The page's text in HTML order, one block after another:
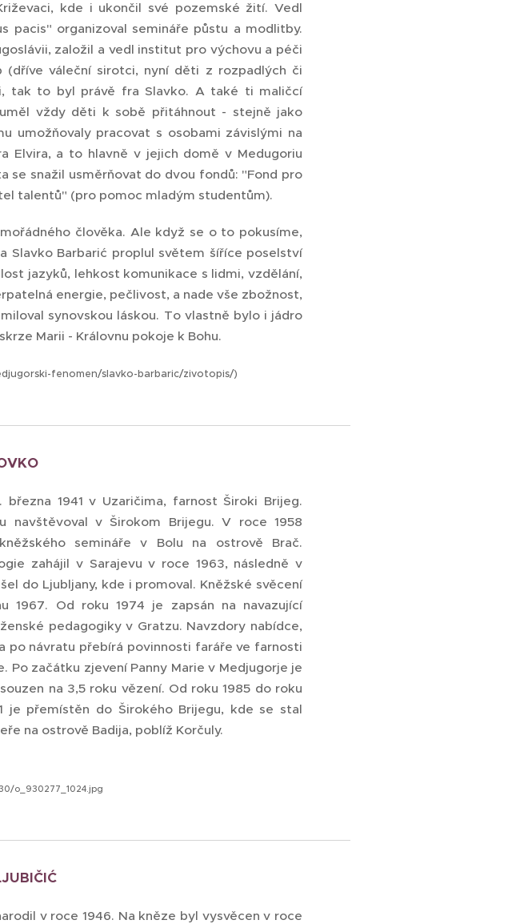
kde i ukončil své pozemské žití. Vedl
pacis" organizoval semináře půstu a modlitby.
založil a vedl institut pro výchovu a péči
váleční sirotci, nyní děti z rozpadlých či
tak to byl právě fra Slavko. A také ti maličcí
vždy děti k sobě přitáhnout - stejně jako
umožňovaly pracovat s osobami závislými na
Elvira, a to hlavně v jejich domě v Medugoriu
se snažil usměrňovat do dvou fondů: "Fond pro
talentů" (pro pomoc mladým studentům).
člověka. Ale když se o to pokusíme,
Barbarić proplul světem šíříce poselství
jazyků, lehkost komunikace s lidmi, vzdělání,
energie, pečlivost, a nade vše zbožnost,
synovskou láskou. To vlastně bylo i jádro
Marii - Královnu pokoje k Bohu.
fenomen/slavko-barbaric/zivotopis/)
března 1941 v Uzaričima, farnost Široki Brijeg.
navštěvoval v Širokom Brijegu. V roce 1958
semináře v Bolu na ostrově Brač.
zahájil v Sarajevu v roce 1963, následně v
do Ljubljany, kde i promoval. Kněžské svěcení
1967. Od roku 1974 je zapsán na navazující
pedagogiky v Gratzu. Navzdory nabídce,
po návratu přebírá povinnosti faráře ve farnosti
Po začátku zjevení Panny Marie v Medjugorje je
na 3,5 roku vězení. Od roku 1985 do roku
je přemístěn do Širokého Brijegu, kde se stal
na ostrově Badija, poblíž Korčuly.
o_930277_1024.jpg
v roce 1946. Na kněze byl vysvěcen v roce